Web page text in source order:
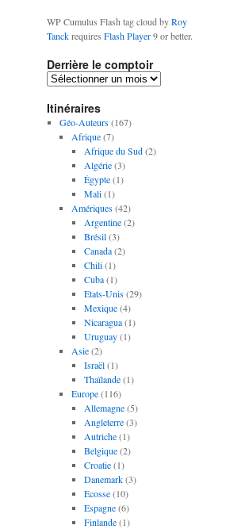
WP Cumulus Flash tag cloud byRoy
Tanckrequires Flash Player9 or better.
Derrière le comptoir
D
r
r
Itinéraires
Géo-Auteurs(167)
Afrique(7)
Afrique du Sud(2)
Algérie(3)
Égypte(1)
Mali(1)
Amériques(42)
Argentine(2)
Brésil(3)
Canada(2)
Chili(1)
Cuba(1)
Etats-Unis(29)
Mexique(4)
Nicaragua(1)
Uruguay(1)
Asie(2)
Israël(1)
Thaïlande(1)
Europe(116)
Allemagne(5)
Angleterre(3)
Autriche(1)
Belgique(2)
Croatie(1)
Danemark(3)
Ecosse(10)
Espagne(6)
Finlande(1)